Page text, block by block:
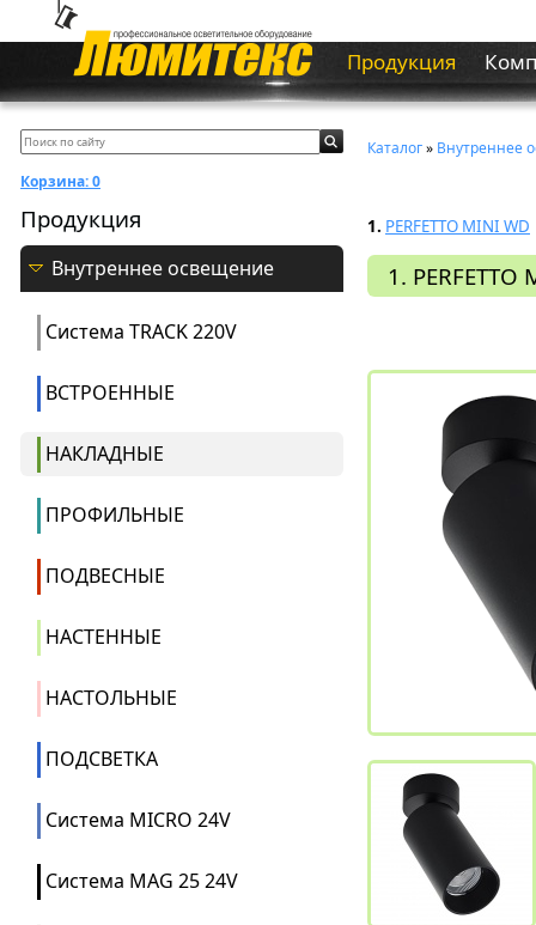
Продукция
Корзина:0
Продукция
Внутреннее освещение
Система ТRACK 220V
ВСТРОЕННЫЕ
НАКЛАДНЫЕ
ПРОФИЛЬНЫЕ
ПОДВЕСНЫЕ
НАСТЕННЫЕ
НАСТОЛЬНЫЕ
ПОДСВЕТКА
Система MICRO 24V
Система MAG 25 24V
Каталог» Внутреннее
1. PERFETTO MINI WD
1. PERFETTO